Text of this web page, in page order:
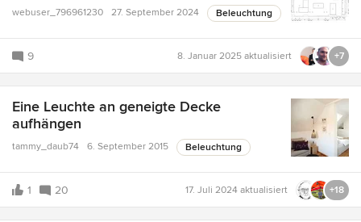
webuser_796961230 27. September 2024 Beleuchtung
9 8. Januar 2025 aktualisiert +7
Eine Leuchte an geneigte Decke
aufhängen
tammy_daub74 6. September 2015 Beleuchtung
1 20 17. Juli 2024 aktualisiert +18